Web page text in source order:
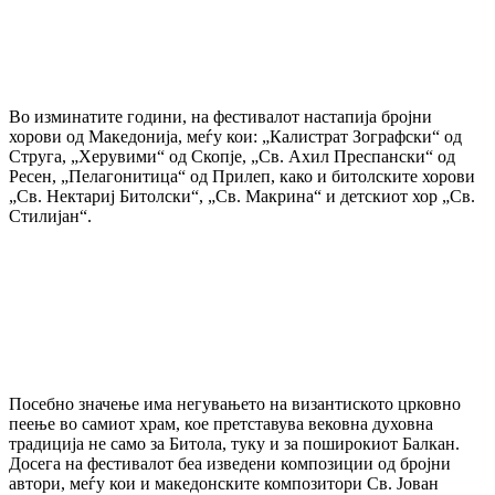
Во изминатите години, на фестивалот настапија бројни
хорови од Македонија, меѓу кои: „Калистрат Зографски“ од
Струга, „Херувими“ од Скопје, „Св. Ахил Преспански“ од
Ресен, „Пелагонитица“ од Прилеп, како и битолските хорови
„Св. Нектариј Битолски“, „Св. Макрина“ и детскиот хор „Св.
Стилијан“.
Посебно значење има негувањето на византиското црковно
пеење во самиот храм, кое претставува вековна духовна
традиција не само за Битола, туку и за поширокиот Балкан.
Досега на фестивалот беа изведени композиции од бројни
автори, меѓу кои и македонските композитори Св. Јован